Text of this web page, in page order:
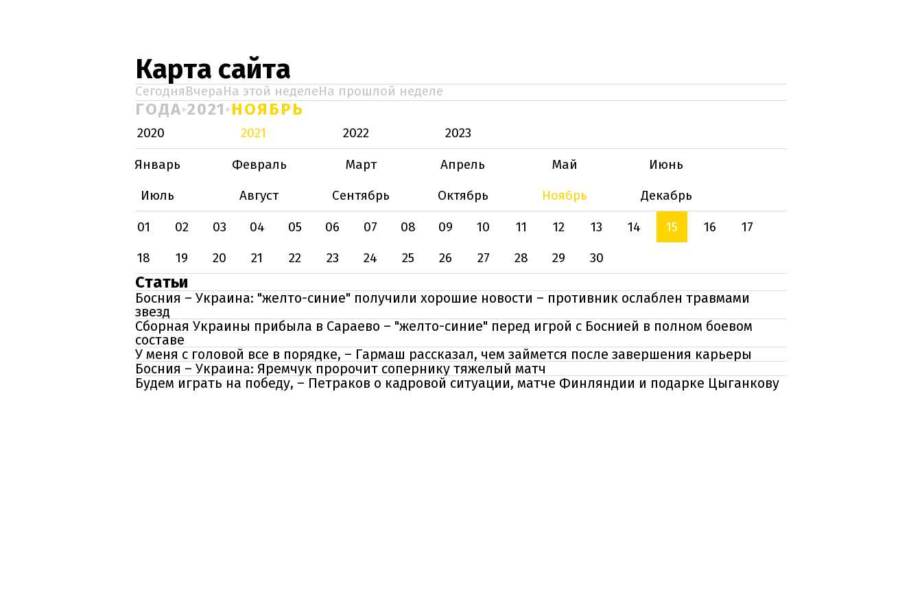
Карта сайта
СегодняВчераНа этой неделеНа прошлой неделе
ГОДА 2021 НОЯБРЬ
2020 2021 2022
2023
Январь
Февраль Март Апрель Май
Июнь
Июль
Август Сентябрь Октябрь Ноябрь
Декабрь
01
02 03 04 05 06 07 08 09 10 11 12 13 14 15 16
17
18
19 20 21 22 23 24 25 26 27 28 29 30
Статьи
Босния – Украина: "желто-синие" получили хорошие новости – противник ослаблен травмами
звезд
Сборная Украины прибыла в Сараево – "желто-синие" перед игрой с Боснией в полном боевом
составе
У меня с головой все в порядке, – Гармаш рассказал, чем займется после завершения карьеры
Босния – Украина: Яремчук пророчит сопернику тяжелый матч
Будем играть на победу, – Петраков о кадровой ситуации, матче Финляндии и подарке Цыганкову